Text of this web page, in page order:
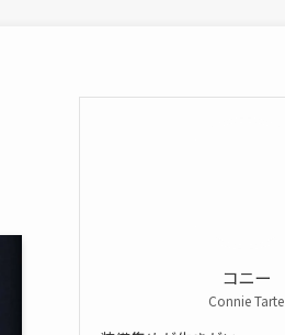
コニー
Connie Tarte